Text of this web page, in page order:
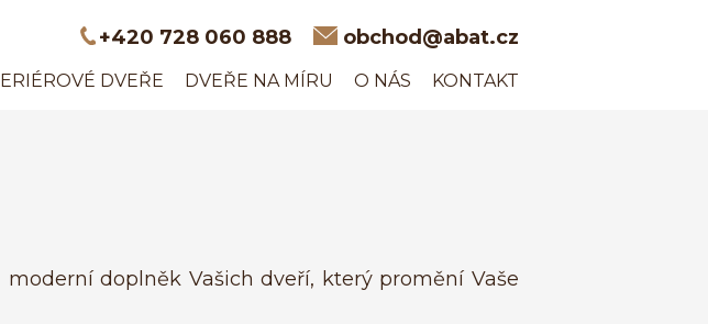
+420 728 060 888 obchod@abat.cz
DVEŘE DVEŘE NA MÍRU O NÁS KONTAKT
doplněk Vašich dveří, který promění Vaše